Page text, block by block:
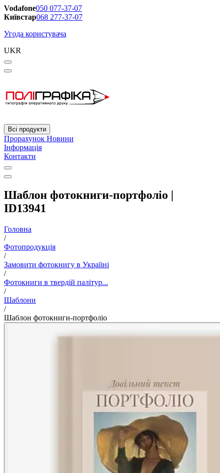
Vodafone050 077-37-07
Київстар068 277-37-07
Угода користувача
UKR
Всі продукти
Прорахунок Новини
Інформація
Контакти
Шаблон фотокниги-портфоліо |
ID13941
Головна
/
Фотопродукція
/
Замовити фотокнигу в Україіні
/
Фотокниги в твердій палітур...
/
Шаблони
/
Шаблон фотокниги-портфоліо